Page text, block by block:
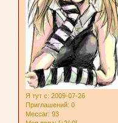
Я тут с: 2009-07-26
Приглашений: 0
Мессаг: 93